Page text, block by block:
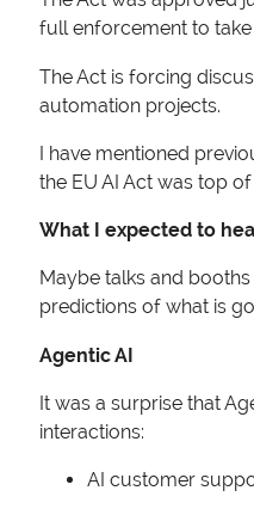
full enforcement to
The Act is forcing
automation projects.
I have mentioned
the EU AI Act was top
What I expected to
Maybe talks and
predictions of what is
Agentic AI
It was a surprise that
interactions:
AI customer